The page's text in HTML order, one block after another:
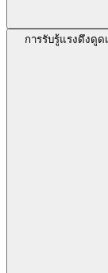
การรับรู้แรงดึงดู